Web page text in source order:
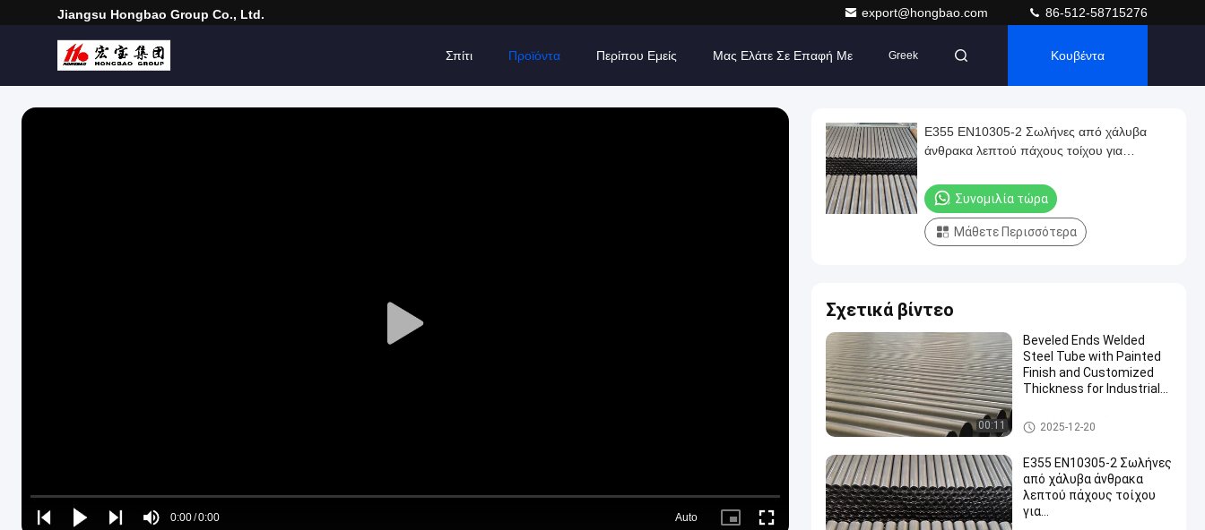
Jiangsu Hongbao Group Co., Ltd. export@hongbao.com 86-512-58715276
Σπίτι Προϊόντα Περίπου Εμείς Μας Ελάτε Σε Επαφή Με Greek Κουβέντα
Play
Play
Play
Play
Mute0:00/0:00
Loaded:
0%
Auto
Picture- Fullscreen
Ε355 EN10305-2 Σωλήνες από χάλυβα
άνθρακα λεπτού πάχους τοίχου για
Σωλήνες από χάλυβα συγκολλημένα με
ψυχρή έλξη
Συνομιλία τώρα
Μάθετε Περισσότερα
Σχετικά βίντεο
00:11
Beveled Ends Welded
Steel Tube with Painted
Finish and Customized
Thickness for Industrial
Ενωμένος στενά σωλήνας χ
άλυβα
2025-12-20
Ε355 EN10305-2 Σωλήνες
από χάλυβα άνθρακα
λεπτού πάχους τοίχου
για